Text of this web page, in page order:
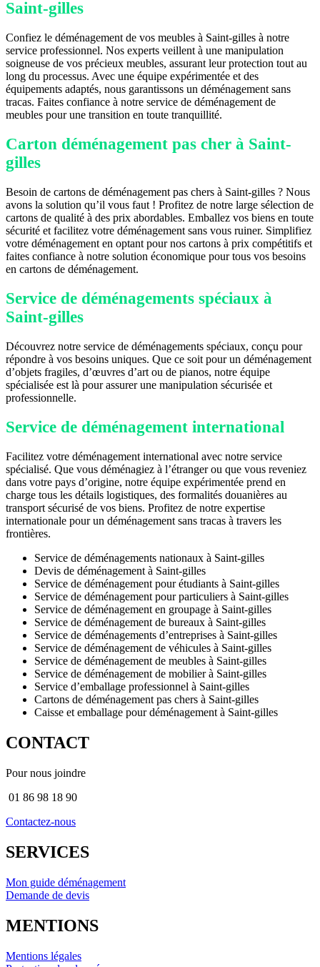
Saint-gilles
Confiez le déménagement de vos meubles à Saint-gilles à notre
service professionnel. Nos experts veillent à une manipulation
soigneuse de vos précieux meubles, assurant leur protection tout au
long du processus. Avec une équipe expérimentée et des
équipements adaptés, nous garantissons un déménagement sans
tracas. Faites confiance à notre service de déménagement de
meubles pour une transition en toute tranquillité.
Carton déménagement pas cher à Saint-
gilles
Besoin de cartons de déménagement pas chers à Saint-gilles ? Nous
avons la solution qu’il vous faut ! Profitez de notre large sélection de
cartons de qualité à des prix abordables. Emballez vos biens en toute
sécurité et facilitez votre déménagement sans vous ruiner. Simplifiez
votre déménagement en optant pour nos cartons à prix compétitifs et
faites confiance à notre solution économique pour tous vos besoins
en cartons de déménagement.
Service de déménagements spéciaux à
Saint-gilles
Découvrez notre service de déménagements spéciaux, conçu pour
répondre à vos besoins uniques. Que ce soit pour un déménagement
d’objets fragiles, d’œuvres d’art ou de pianos, notre équipe
spécialisée est là pour assurer une manipulation sécurisée et
professionnelle.
Service de déménagement international
Facilitez votre déménagement international avec notre service
spécialisé. Que vous déménagiez à l’étranger ou que vous reveniez
dans votre pays d’origine, notre équipe expérimentée prend en
charge tous les détails logistiques, des formalités douanières au
transport sécurisé de vos biens. Profitez de notre expertise
internationale pour un déménagement sans tracas à travers les
frontières.
Service de déménagements nationaux à Saint-gilles
Devis de déménagement à Saint-gilles
Service de déménagement pour étudiants à Saint-gilles
Service de déménagement pour particuliers à Saint-gilles
Service de déménagement en groupage à Saint-gilles
Service de déménagement de bureaux à Saint-gilles
Service de déménagements d’entreprises à Saint-gilles
Service de déménagement de véhicules à Saint-gilles
Service de déménagement de meubles à Saint-gilles
Service de déménagement de mobilier à Saint-gilles
Service d’emballage professionnel à Saint-gilles
Cartons de déménagement pas chers à Saint-gilles
Caisse et emballage pour déménagement à Saint-gilles
CONTACT
Pour nous joindre
01 86 98 18 90
Contactez-nous
SERVICES
Mon guide déménagement
Demande de devis
MENTIONS
Mentions légales